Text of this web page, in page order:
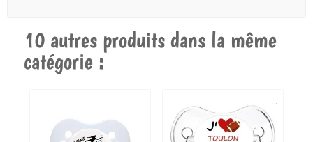
10 autres produits dans la même
catégorie :